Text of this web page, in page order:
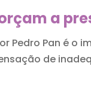
a
Pedro Pan é o
de